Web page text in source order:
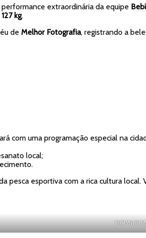
extraordinária da equipe
127 kg.
de Melhor Fotografia, registrando a
com uma programação especial na
local;
pesca esportiva com a rica cultura